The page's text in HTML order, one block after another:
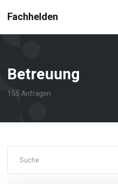
Fachhelden
Betreuung
155 Anfragen